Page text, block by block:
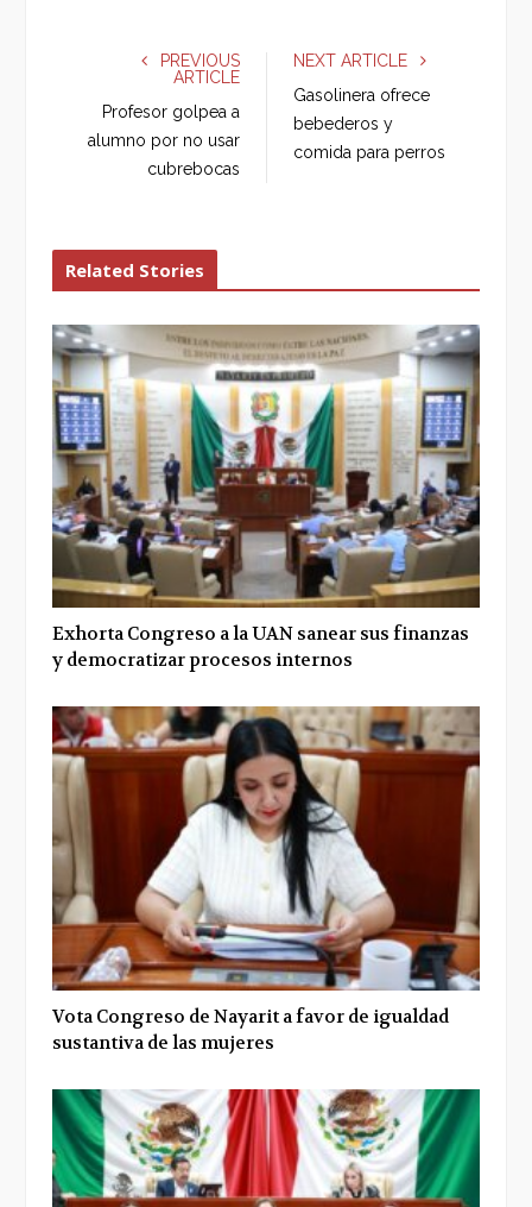
e
o
k
r
g
+
n
PREVIOUS
ARTICLE
Profesor golpea a
alumno por no usar
cubrebocas
NEXT ARTICLE
Gasolinera ofrece
bebederos y
comida para perros
Related Stories
Exhorta Congreso a la UAN sanear sus finanzas
y democratizar procesos internos
Vota Congreso de Nayarit a favor de igualdad
sustantiva de las mujeres